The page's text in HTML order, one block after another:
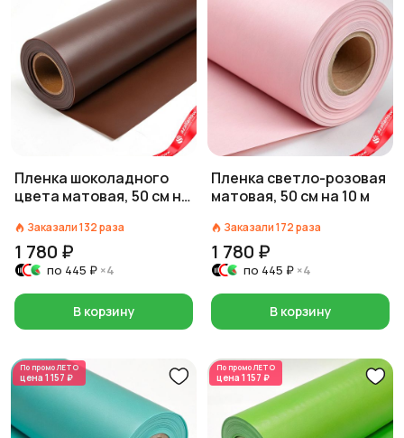
Пленка шоколадного
цвета матовая, 50 см на
Заказали132раза
1 780 ₽
по 445 ₽ ×4
В корзину
Пленка светло-розовая
матовая, 50 см на 10 м
Заказали172раза
1 780 ₽
по 445 ₽ ×4
В корзину
По промоЛЕТО
цена 1 157 ₽
По промоЛЕТО
цена 1 157 ₽